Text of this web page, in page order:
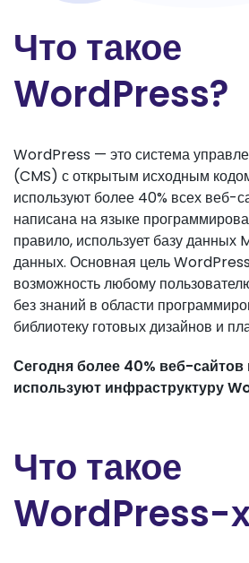
Что такое
WordPress?
WordPress — это система
(CMS) с открытым исходным
используют более 40% всех веб-
написана на языке
правило, использует базу данных
данных. Основная цель
возможность любому
без знаний в области
библиотеку готовых дизайнов и
Сегодня более 40% веб-сайтов
используют инфраструктуру
Что такое
WordPress-